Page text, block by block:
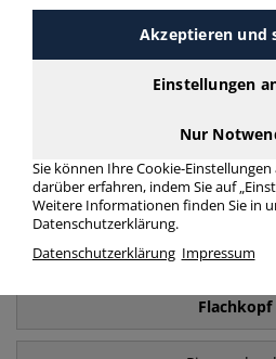
Flachkopf
Akzeptieren und
Einstellungen
Nur
Sie können Ihre Cookie-
darüber erfahren, indem Sie auf
Weitere Informationen finden Sie in
Datenschutzerklärung.
Datenschutzerklärung Impressum